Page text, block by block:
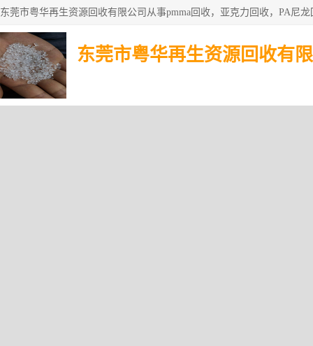
东莞市粤华再生资源回收有